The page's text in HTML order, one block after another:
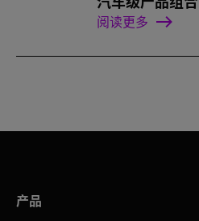
阅读更多
产品